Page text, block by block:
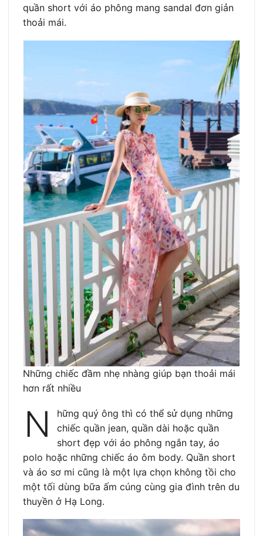
quần short với áo phông mang sandal đơn giản
thoải mái.
Những chiếc đầm nhẹ nhàng giúp bạn thoải mái
hơn rất nhiều
N
hững quý ông thì có thể sử dụng những
chiếc quần jean, quần dài hoặc quần
short đẹp với áo phông ngắn tay, áo
polo hoặc những chiếc áo ôm body. Quần short
và áo sơ mi cũng là một lựa chọn không tồi cho
một tối dùng bữa ấm cúng cùng gia đình trên du
thuyền ở Hạ Long.